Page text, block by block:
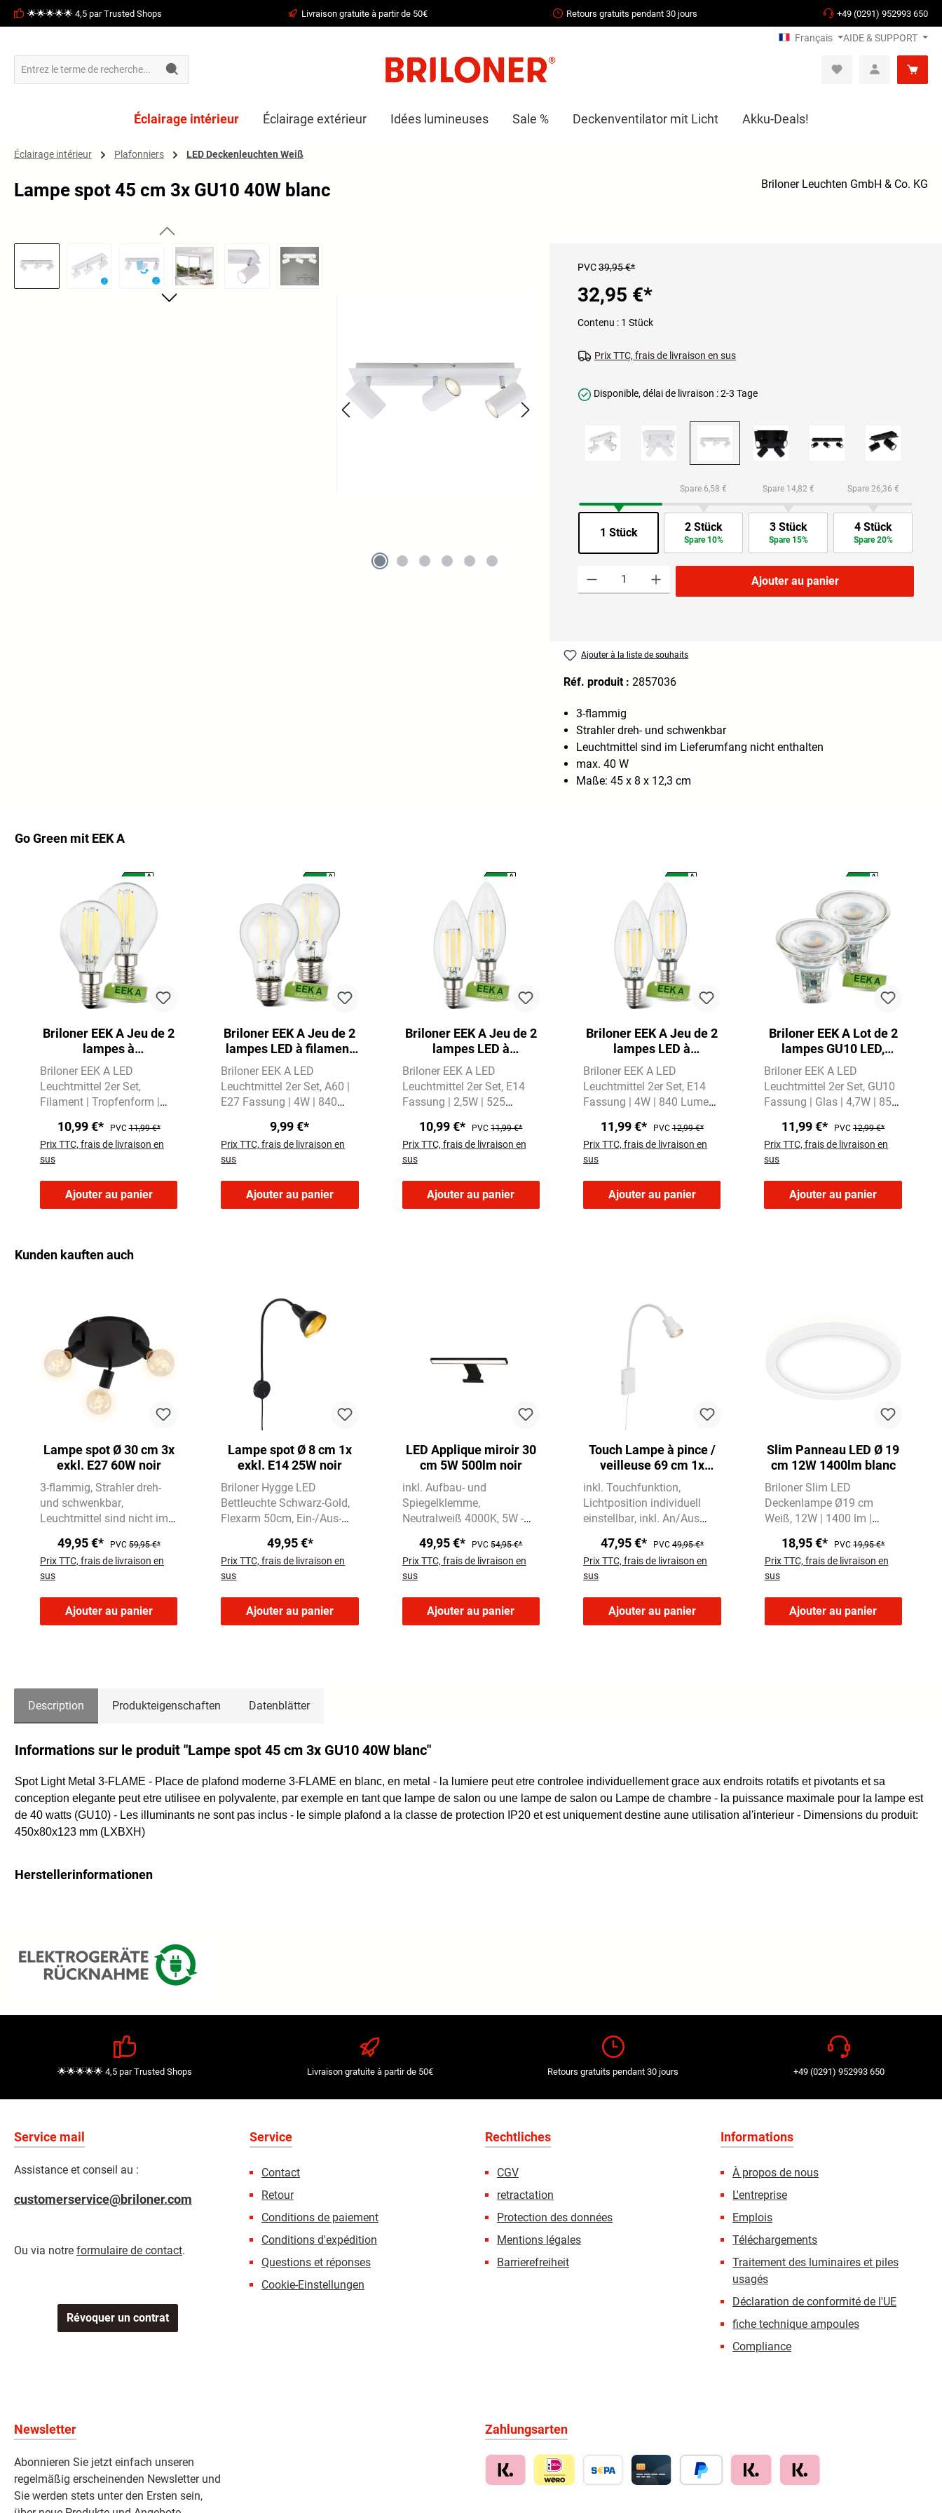
Passer à la navigation principale
🌟🌟🌟🌟🌟 4,5 par Trusted Shops Livraison gratuite à partir de 50€ Retours gratuits pendant 30 jours +49 (0291) 952993 650
Français AIDE & SUPPORT
Éclairage intérieur Éclairage extérieur Idées lumineuses Sale % Deckenventilator mit Licht Akku-Deals!
Éclairage intérieur Plafonniers LED Deckenleuchten Weiß
Lampe spot 45 cm 3x GU10 40W blanc Briloner Leuchten GmbH & Co. KG
Ignorer la galerie d'images
PVC39,95 €*
32,95 €*
Contenu : 1 Stück
Prix TTC, frais de livraison en sus
Disponible, délai de livraison : 2-3 Tage
1 Stück
Spare 6,58 €
2 Stück
Spare 10%
Spare 14,82 €
3 Stück
Spare 15%
Spare 26,36 €
4 Stück
Spare 20%
Ajouter au panier
Ajouter à la liste de souhaits
Réf. produit : 2857036
3-flammig
Strahler dreh- und schwenkbar
Leuchtmittel sind im Lieferumfang nicht enthalten
max. 40 W
Maße: 45 x 8 x 12,3 cm
Go Green mit EEK A
A
A
G
Briloner EEK A Jeu de 2
lampes à
incandescence LED E14,
lumière blanc chaud,
gouttelette
Briloner EEK A LED
Leuchtmittel 2er Set
Filament | Tropfenform |
Warmweißes Licht mit
3000 Kelvin
10,99 €* PVC11,99 €*
Prix TTC, frais de livraison en
sus
Ajouter au panier
A
A
G
Briloner EEK A Jeu de 2
lampes LED à filament
E27, lumière blanc
chaud, A60
Briloner EEK A LED
Leuchtmittel 2er Set A60 |
E27 Fassung | 4W | 840
mit 2700 Kelvin
9,99 €*
Prix TTC, frais de livraison en
sus
Ajouter au panier
A
Briloner EEK A Jeu de 2
lampes LED à
incandescence E14,
lumière blanc chaud,
bougie
Briloner EEK A LED
Leuchtmittel 2er Set E14
Fassung | 2,5W | 525
mit 3000 Kelvin
10,99 €* PVC11,99 €*
Prix TTC, frais de livraison en
sus
Ajouter au panier
A
Briloner EEK A Jeu de 2
lampes LED à
incandescence E14,
lumière blanc chaud,
bougie
Briloner EEK A LED
Leuchtmittel 2er Set E14
Fassung | 4W | 840 Lumen
3000 Kelvin
11,99 €* PVC12,99 €*
Prix TTC, frais de livraison en
sus
Ajouter au panier
A
Briloner EEK A Lot de 2
lampes GU10 LED,
lumière blanc chaud,
verre
Briloner EEK A LED
Leuchtmittel 2er Set GU10
Fassung | Glas | 4,7W | 850
mit 3000 Kelvin
11,99 €* PVC12,99 €*
Prix TTC, frais de livraison en
sus
Ajouter au panier
Kunden kauften auch
Lampe spot Ø 30 cm 3x
exkl. E27 60W noir
3-flammig Strahler dreh-
und schwenkbar
Leuchtmittel sind nicht im
49,95 €* PVC59,95 €*
Prix TTC, frais de livraison en
sus
Ajouter au panier
Lampe spot Ø 8 cm 1x
exkl. E14 25W noir
Briloner Hygge LED
Bettleuchte Schwarz-Gold
Flexarm 50cm, Ein-/Aus-
Leuchtmittel Für
Schlafzimmer &
Lesebereich, Schutzart IP20
49,95 €*
Prix TTC, frais de livraison en
sus
Ajouter au panier
LED Applique miroir 30
cm 5W 500lm noir
inkl. Aufbau- und
Spiegelklemme
Neutralweiß 4000K 5W -
49,95 €* PVC54,95 €*
Prix TTC, frais de livraison en
sus
Ajouter au panier
Touch Lampe à pince /
veilleuse 69 cm 1x
GU10 5W 400lm blanc
inkl. Touchfunktion
Lichtposition individuell
einstellbar inkl. An/Aus
47,95 €* PVC49,95 €*
Prix TTC, frais de livraison en
sus
Ajouter au panier
Slim Panneau LED Ø 19
cm 12W 1400lm blanc
Briloner Slim LED
Deckenlampe Ø19 cm
Weiß 12W | 1400 lm |
Indirekter Backlight-Effekt
für angenehmes Raumlicht
18,95 €* PVC19,95 €*
Prix TTC, frais de livraison en
sus
Ajouter au panier
Description Produkteigenschaften Datenblätter
Informations sur le produit "Lampe spot 45 cm 3x GU10 40W blanc"
Spot Light Metal 3-FLAME - Place de plafond moderne 3-FLAME en blanc, en metal - la lumiere peut etre controlee individuellement grace aux endroits rotatifs et pivotants et sa
conception elegante peut etre utilisee en polyvalente, par exemple en tant que lampe de salon ou une lampe de salon ou Lampe de chambre - la puissance maximale pour la lampe est
de 40 watts (GU10) - Les illuminants ne sont pas inclus - le simple plafond a la classe de protection IP20 et est uniquement destine aune utilisation al'interieur - Dimensions du produit:
450x80x123 mm (LXBXH)
Herstellerinformationen
🌟🌟🌟🌟🌟 4,5 par Trusted Shops Livraison gratuite à partir de 50€ Retours gratuits pendant 30 jours +49 (0291) 952993 650
Service mail
Assistance et conseil au :
customerservice@briloner.com
Ou via notre formulaire de contact.
Révoquer un contrat
Service
Contact
Retour
Conditions de paiement
Conditions d'expédition
Questions et réponses
Cookie-Einstellungen
Rechtliches
CGV
retractation
Protection des données
Mentions légales
Barrierefreiheit
Informations
À propos de nous
L'entreprise
Emplois
Téléchargements
Traitement des luminaires et piles
usagés
Déclaration de conformité de l'UE
fiche technique ampoules
Compliance
Newsletter
Abonnieren Sie jetzt einfach unseren
regelmäßig erscheinenden Newsletter und
Sie werden stets unter den Ersten sein,
Zahlungsarten